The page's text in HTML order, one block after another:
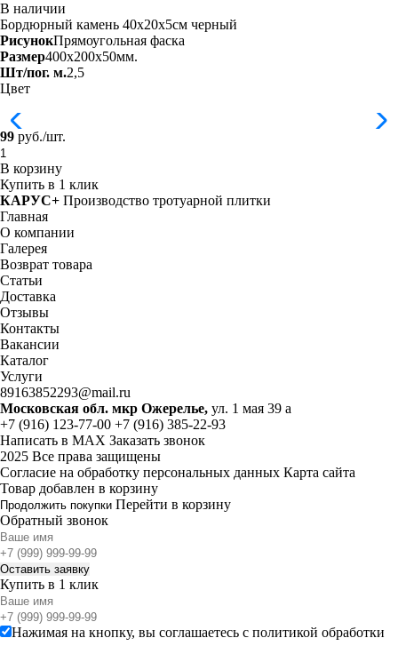
В наличии
Бордюрный камень 40х20х5см черный
РисунокПрямоугольная фаска
Размер400x200x50мм.
Шт/пог. м.2,5
Цвет
99 руб./шт.
В корзину
Купить в 1 клик
КАРУС+ Производство тротуарной плитки
Главная
О компании
Галерея
Возврат товара
Статьи
Доставка
Отзывы
Контакты
Вакансии
Каталог
Услуги
89163852293@mail.ru
Московская обл. мкр Ожерелье, ул. 1 мая 39 а
+7 (916) 123-77-00 +7 (916) 385-22-93
Написать в MAX Заказать звонок
2025 Все права защищены
Согласие на обработку персональных данных Карта сайта
Товар добавлен в корзину
Продолжить покупки Перейти в корзину
Обратный звонок
Купить в 1 клик
Нажимая на кнопку, вы соглашаетесь с политикой обработки